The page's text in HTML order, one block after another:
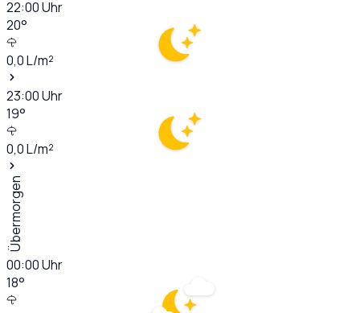
22:00Uhr
20°
0,0L/m²
23:00Uhr
19°
0,0L/m²
Übermorgen
00:00Uhr
18°